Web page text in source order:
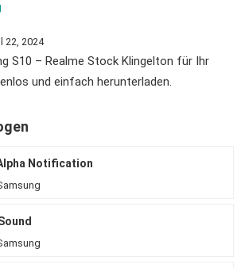
22, 2024
S10 – Realme Stock Klingelton für Ihr
und einfach herunterladen.
Notification